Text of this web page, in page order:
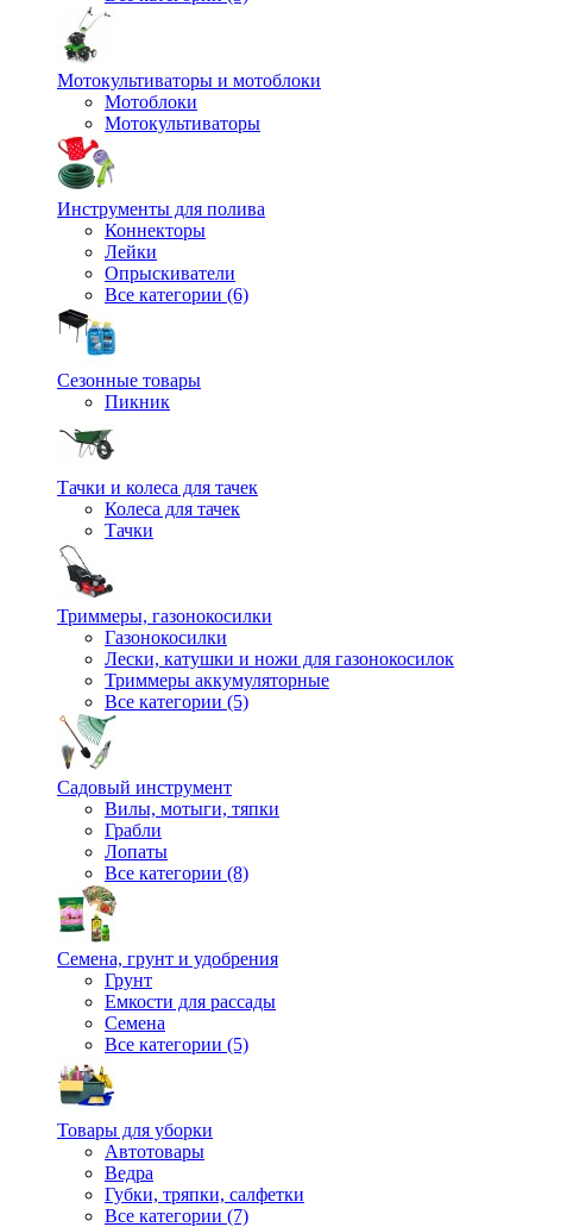
Мотокультиваторы и мотоблоки
Мотоблоки
Мотокультиваторы
Инструменты для полива
Коннекторы
Лейки
Опрыскиватели
Все категории (6)
Сезонные товары
Пикник
Тачки и колеса для тачек
Колеса для тачек
Тачки
Триммеры, газонокосилки
Газонокосилки
Лески, катушки и ножи для газонокосилок
Триммеры аккумуляторные
Все категории (5)
Садовый инструмент
Вилы, мотыги, тяпки
Грабли
Лопаты
Все категории (8)
Семена, грунт и удобрения
Грунт
Емкости для рассады
Семена
Все категории (5)
Товары для уборки
Автотовары
Ведра
Губки, тряпки, салфетки
Все категории (7)